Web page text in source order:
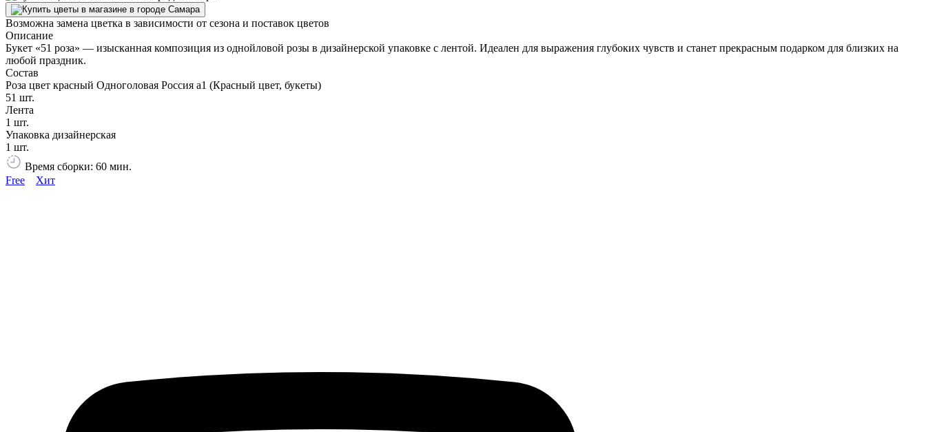
Возможна замена цветка в зависимости от сезона и поставок цветов
Описание
Букет «51 роза» — изысканная композиция из однойловой розы в дизайнерской упаковке с лентой. Идеален для выражения глубоких чувств и станет прекрасным подарком для близких на
любой праздник.
Состав
Роза цвет красный Одноголовая Россия а1 (Красный цвет, букеты)
51 шт.
Лента
1 шт.
Упаковка дизайнерская
1 шт.
Время сборки: 60 мин.
Free
Хит